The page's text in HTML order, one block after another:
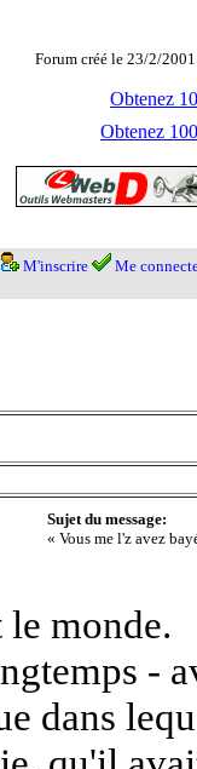
Forum créé le 23/2/
Obtenez
Obtenez
M'inscrire Me
Sujet du message:
« Vous me l'z avez
monde.
-
dans